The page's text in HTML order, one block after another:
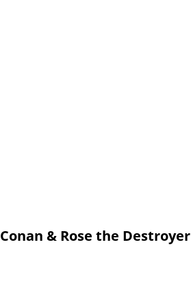
Conan & Rose the Destroyer